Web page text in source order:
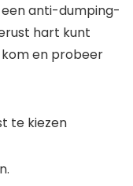
anti-dumping-
hart kunt
en probeer
te kiezen